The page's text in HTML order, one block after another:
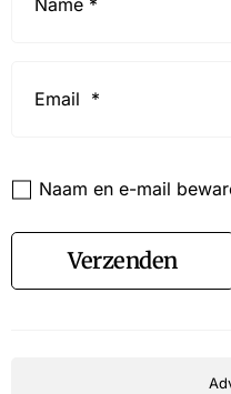
Naam en e-mail
Verzenden